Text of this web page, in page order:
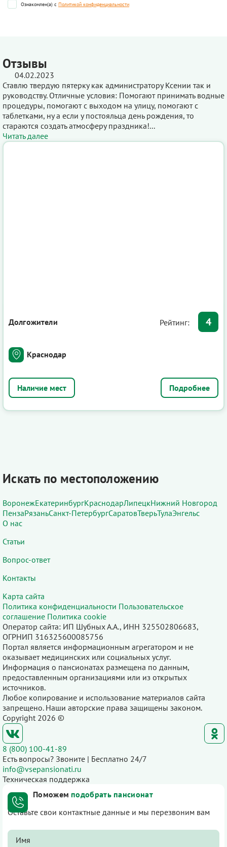
Ознакомлен(а) с Политикой конфиденциальности
Отзывы
04.02.2023
Ставлю твердую пятерку как администратору Ксении так и
руководству. Отличные условия: Помогают принимать водные
процедуры, помогают с выходом на улицу, помогают с
таблетками, ну а если у постояльца день рождения, то
стараются создать атмосферу праздника!...
Читать далее
Долгожители Рейтинг: 4
Краснодар
Подробнее
Искать по местоположению
ВоронежЕкатеринбургКраснодарЛипецкНижний Новгород
ПензаРязаньСанкт-ПетербургСаратовТверьТулаЭнгельс
О нас
Статьи
Вопрос-ответ
Контакты
Карта сайта
Политика конфиденциальности Пользовательское
соглашение Политика cookie
Оператор сайта: ИП Шубных А.А., ИНН 325502806683,
ОГРНИП 316325600085756
Портал является информационным агрегатором и не
оказывает медицинских или социальных услуг.
Информация о пансионатах размещена по данным,
предоставленным организациями или из открытых
источников.
Любое копирование и использование материалов сайта
запрещено. Наши авторские права защищены законом.
Copyright 2026 ©
8 (800) 100-41-89
Есть вопросы? Звоните | Бесплатно 24/7
info@vsepansionati.ru
Техническая поддержка
Поможем подобрать пансионат
Оставьте свои контактные данные и мы перезвоним вам